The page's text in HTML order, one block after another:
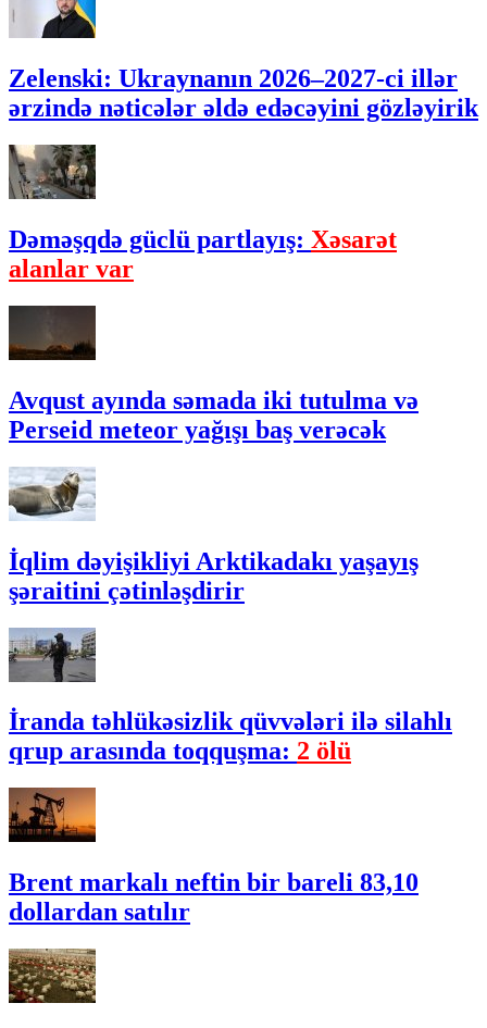
Zelenski: Ukraynanın 2026–2027-ci illər
ərzində nəticələr əldə edəcəyini gözləyirik
Dəməşqdə güclü partlayış: Xəsarət
alanlar var
Avqust ayında səmada iki tutulma və
Perseid meteor yağışı baş verəcək
İqlim dəyişikliyi Arktikadakı yaşayış
şəraitini çətinləşdirir
İranda təhlükəsizlik qüvvələri ilə silahlı
qrup arasında toqquşma: 2 ölü
Brent markalı neftin bir bareli 83,10
dollardan satılır